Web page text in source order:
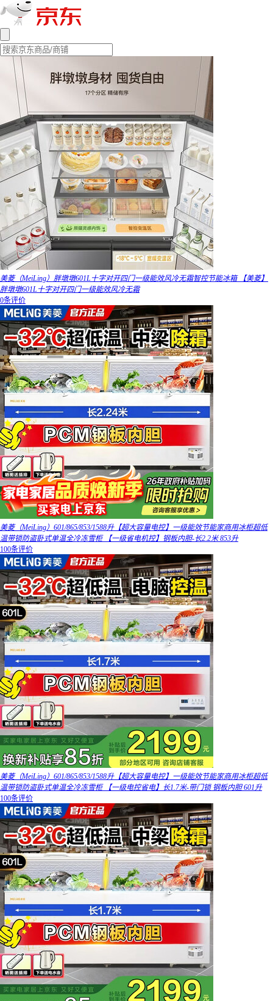
美菱（MeiLing）胖墩墩601L十字对开四门一级能效风冷无霜智控节能冰箱 【美菱】
胖墩墩601L十字对开四门一级能效风冷无霜
0条评价
美菱（MeiLing）601/865/853/1588升【超大容量电控】一级能效节能家商用冰柜超低
温带锁防盗卧式单温全冷冻雪柜 【一级省电机控】钢板内胆-长2.2米 853升
100条评价
美菱（MeiLing）601/865/853/1588升【超大容量电控】一级能效节能家商用冰柜超低
温带锁防盗卧式单温全冷冻雪柜 【一级电控省电】长1.7米-带门锁 钢板内胆 601升
100条评价